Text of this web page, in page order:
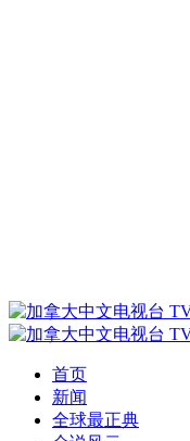
首页
新闻
全球最正典